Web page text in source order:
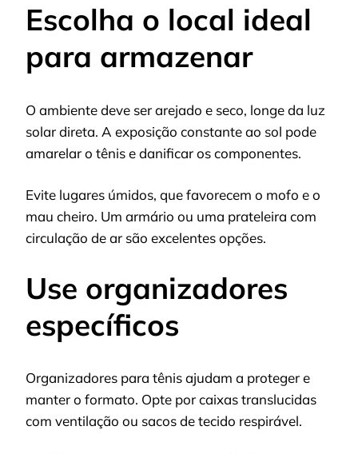
Escolha o local ideal
para armazenar
O ambiente deve ser arejado e seco, longe da luz
solar direta. A exposição constante ao sol pode
amarelar o tênis e danificar os componentes.
Evite lugares úmidos, que favorecem o mofo e o
mau cheiro. Um armário ou uma prateleira com
circulação de ar são excelentes opções.
Use organizadores
específicos
Organizadores para tênis ajudam a proteger e
manter o formato. Opte por caixas translucidas
com ventilação ou sacos de tecido respirável.